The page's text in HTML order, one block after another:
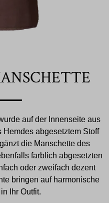
auf der Innenseite aus
abgesetztem Stoff
die Manschette des
farblich abgesetzten
oder zweifach dezent
bringen auf harmonische
Ihr Outfit.